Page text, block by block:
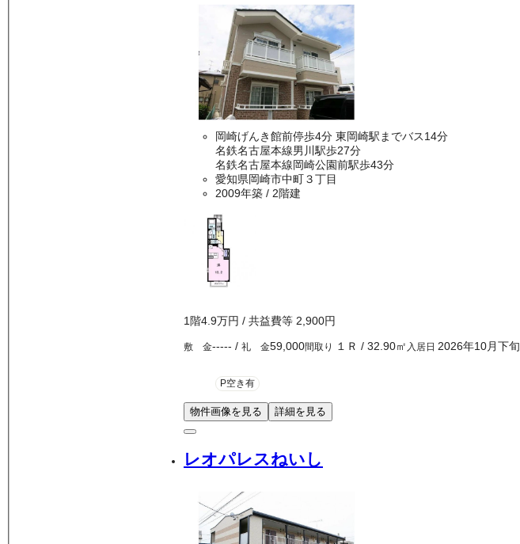
岡崎げんき館前停歩4分 東岡崎駅までバス14分
名鉄名古屋本線男川駅歩27分
名鉄名古屋本線岡崎公園前駅歩43分
愛知県岡崎市中町３丁目
2009年築 / 2階建
1階4.9万円 / 共益費等 2,900円
敷 金----- / 礼 金59,000間取り １Ｒ / 32.90㎡ 入居日 2026年10月下旬
P空き有
物件画像を見る 詳細を見る
レオパレスねいし